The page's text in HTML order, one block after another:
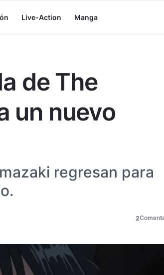
Live-Action Manga
de The
un nuevo
regresan para
2